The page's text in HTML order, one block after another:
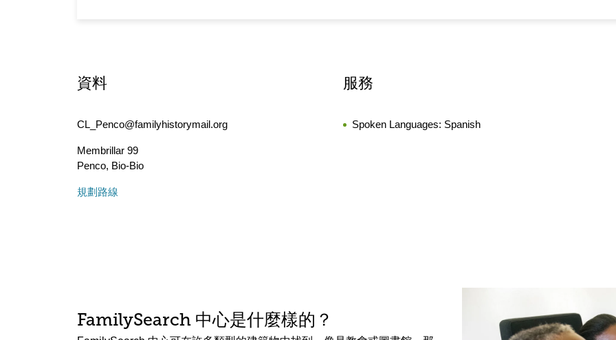
資料
CL_Penco@familyhistorymail.org
Membrillar 99
Penco, Bio-Bio
規劃路線
服務
Spoken Languages: Spanish
FamilySearch 中心是什麼樣的？